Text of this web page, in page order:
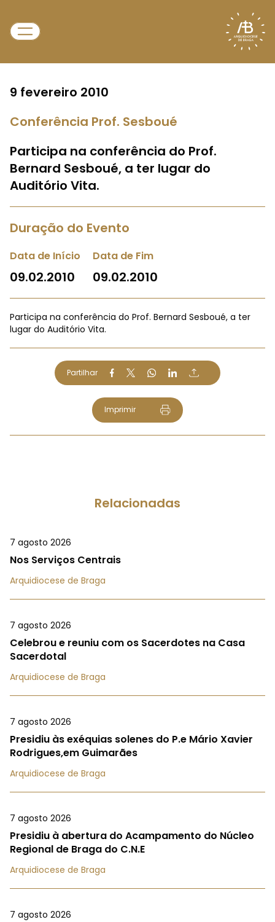
9 fevereiro 2010
Conferência Prof. Sesboué
Participa na conferência do Prof.
Bernard Sesboué, a ter lugar do
Auditório Vita.
Duração do Evento
Data de Início
09.02.2010
Data de Fim
09.02.2010
Participa na conferência do Prof. Bernard Sesboué, a ter
lugar do Auditório Vita.
Partilhar
Imprimir
Relacionadas
7 agosto 2026
Nos Serviços Centrais
Arquidiocese de Braga
7 agosto 2026
Celebrou e reuniu com os Sacerdotes na Casa
Sacerdotal
Arquidiocese de Braga
7 agosto 2026
Presidiu às exéquias solenes do P.e Mário Xavier
Rodrigues,em Guimarães
Arquidiocese de Braga
7 agosto 2026
Presidiu à abertura do Acampamento do Núcleo
Regional de Braga do C.N.E
Arquidiocese de Braga
7 agosto 2026